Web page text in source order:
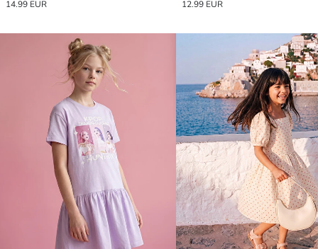
14.99 EUR 12.99 EUR